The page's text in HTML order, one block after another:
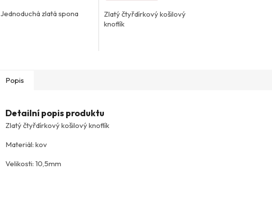
Jednoduchá zlatá spona
Zlatý čtyřdírkový košilový
knoflík
Popis
Detailní popis produktu
Zlatý čtyřdírkový košilový knoflík
Materiál: kov
Velikosti: 10,5mm